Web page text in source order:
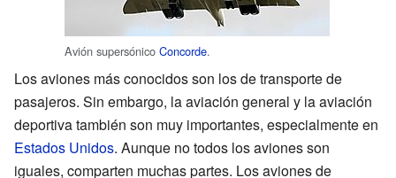
Avión supersónico Concorde.
Los aviones más conocidos son los de transporte de
pasajeros. Sin embargo, la aviación general y la aviación
deportiva también son muy importantes, especialmente en
Estados Unidos. Aunque no todos los aviones son
iguales, comparten muchas partes. Los aviones de